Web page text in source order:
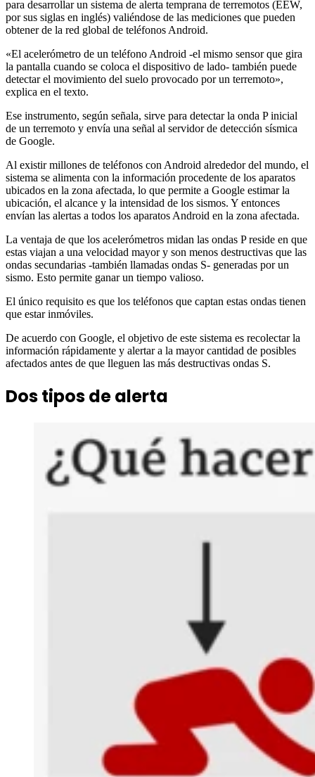
para desarrollar un sistema de alerta temprana de terremotos (EEW,
por sus siglas en inglés) valiéndose de las mediciones que pueden
obtener de la red global de teléfonos Android.
«El acelerómetro de un teléfono Android -el mismo sensor que gira
la pantalla cuando se coloca el dispositivo de lado- también puede
detectar el movimiento del suelo provocado por un terremoto»,
explica en el texto.
Ese instrumento, según señala, sirve para detectar la onda P inicial
de un terremoto y envía una señal al servidor de detección sísmica
de Google.
Al existir millones de teléfonos con Android alrededor del mundo, el
sistema se alimenta con la información procedente de los aparatos
ubicados en la zona afectada, lo que permite a Google estimar la
ubicación, el alcance y la intensidad de los sismos. Y entonces
envían las alertas a todos los aparatos Android en la zona afectada.
La ventaja de que los acelerómetros midan las ondas P reside en que
estas viajan a una velocidad mayor y son menos destructivas que las
ondas secundarias -también llamadas ondas S- generadas por un
sismo. Esto permite ganar un tiempo valioso.
El único requisito es que los teléfonos que captan estas ondas tienen
que estar inmóviles.
De acuerdo con Google, el objetivo de este sistema es recolectar la
información rápidamente y alertar a la mayor cantidad de posibles
afectados antes de que lleguen las más destructivas ondas S.
Dos tipos de alerta